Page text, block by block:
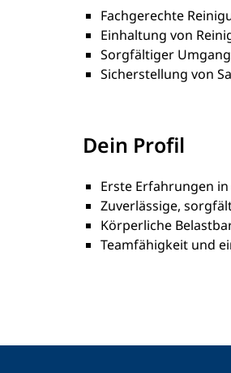
Fachgerechte
Einhaltung von
Sorgfältiger
Sicherstellung von
Dein Profil
Erste Erfahrungen
Zuverlässige,
Körperliche
Teamfähigkeit und